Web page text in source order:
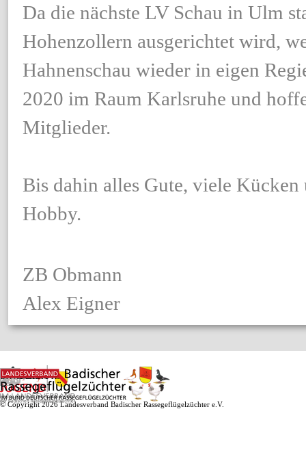
Da die nächste LV Schau in Ulm
Hohenzollern ausgerichtet wird,
Hahnenschau wieder in eigen
2020 im Raum Karlsruhe und
Mitglieder.
Bis dahin alles Gute, viele
Hobby.
ZB Obmann
Alex Eigner
IMPRESSUM
KONTAKT
DATENSCHUTZ
© Copyright 2026 Landesverband Badischer Rassegeflügelzüchter e.V.